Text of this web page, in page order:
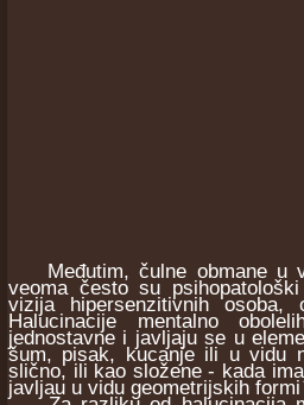
Međutim, čulne obmane u
veoma često su
vizija hipersenzitivnih
Halucinacije mentalno
jednostavne i javljaju se u
šum, pisak, kucanje ili u vidu
slično, ili kao složene - kada
javljau u vidu geometrijskih